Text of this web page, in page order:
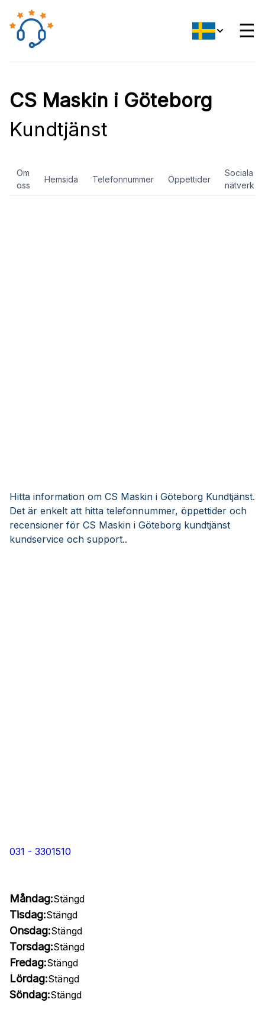
☰
CS Maskin i Göteborg
Kundtjänst
Om
oss
Hemsida Telefonnummer Öppettider
Sociala
nätverk
Hitta information om CS Maskin i Göteborg Kundtjänst.
Det är enkelt att hitta telefonnummer, öppettider och
recensioner för CS Maskin i Göteborg kundtjänst
kundservice och support..
031 - 3301510
Måndag:Stängd
Tisdag:Stängd
Onsdag:Stängd
Torsdag:Stängd
Fredag:Stängd
Lördag:Stängd
Söndag:Stängd